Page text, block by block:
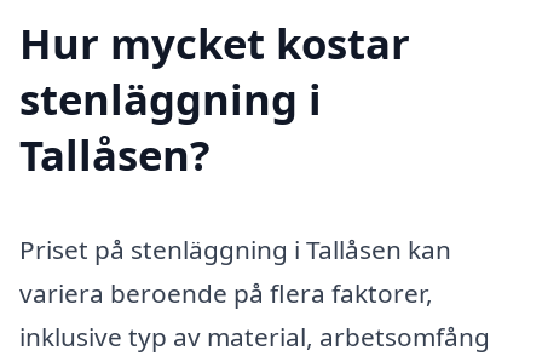
Hur mycket kostar
stenläggning i
Tallåsen?
Priset på stenläggning i Tallåsen kan
variera beroende på flera faktorer,
inklusive typ av material, arbetsomfång